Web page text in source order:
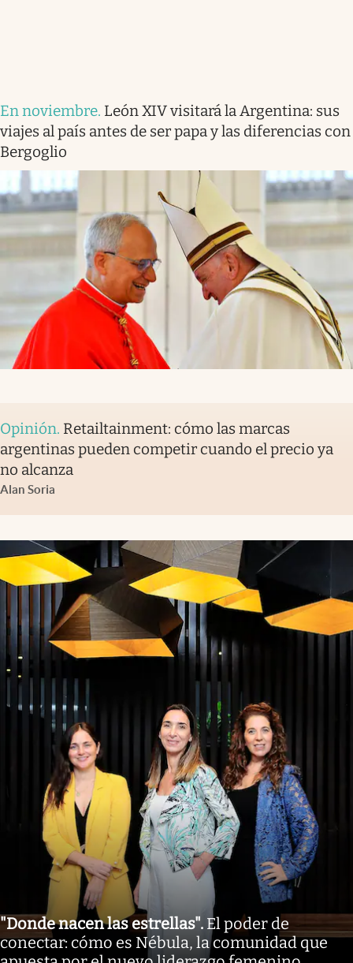
En noviembre. León XIV visitará la Argentina: sus
viajes al país antes de ser papa y las diferencias con
Bergoglio
Opinión. Retailtainment: cómo las marcas
argentinas pueden competir cuando el precio ya
no alcanza
Alan Soria
"Donde nacen las estrellas". El poder de
conectar: cómo es Nébula, la comunidad que